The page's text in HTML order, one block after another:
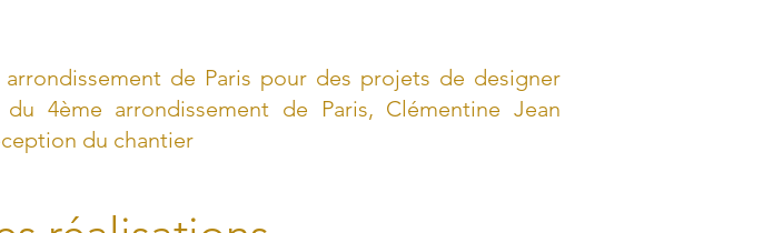
de Paris pour des projets de designer
4ème arrondissement de Paris, Clémentine Jean
du chantier